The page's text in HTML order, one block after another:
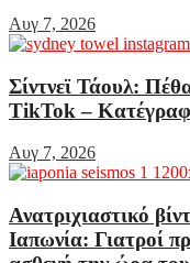
Αυγ 7, 2026
Σίντνεϊ Τάουλ:
TikTok –
Αυγ 7, 2026
Ανατριχιαστικό
Ιαπωνία: Γιατροί